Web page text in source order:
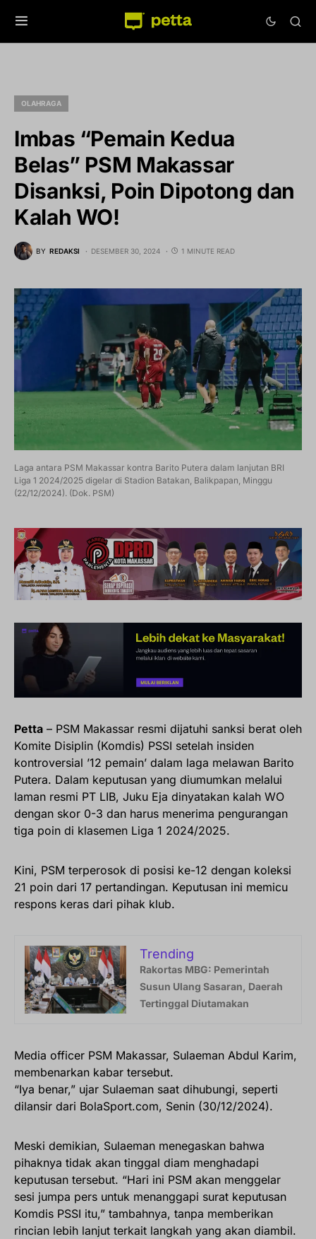
OLAHRAGA
Imbas “Pemain Kedua
Belas” PSM Makassar
Disanksi, Poin Dipotong dan
Kalah WO!
BY REDAKSI DESEMBER 30, 2024 1 MINUTE READ
Laga antara PSM Makassar kontra Barito Putera dalam lanjutan BRI
Liga 1 2024/2025 digelar di Stadion Batakan, Balikpapan, Minggu
(22/12/2024). (Dok. PSM)
Petta – PSM Makassar resmi dijatuhi sanksi berat oleh
Komite Disiplin (Komdis) PSSI setelah insiden
kontroversial ’12 pemain’ dalam laga melawan Barito
Putera. Dalam keputusan yang diumumkan melalui
laman resmi PT LIB, Juku Eja dinyatakan kalah WO
dengan skor 0-3 dan harus menerima pengurangan
tiga poin di klasemen Liga 1 2024/2025.
Kini, PSM terperosok di posisi ke-12 dengan koleksi
21 poin dari 17 pertandingan. Keputusan ini memicu
respons keras dari pihak klub.
Trending
Rakortas MBG: Pemerintah
Susun Ulang Sasaran, Daerah
Tertinggal Diutamakan
Media officer PSM Makassar, Sulaeman Abdul Karim,
membenarkan kabar tersebut.
“Iya benar,” ujar Sulaeman saat dihubungi, seperti
dilansir dari BolaSport.com, Senin (30/12/2024).
Meski demikian, Sulaeman menegaskan bahwa
pihaknya tidak akan tinggal diam menghadapi
keputusan tersebut. “Hari ini PSM akan menggelar
sesi jumpa pers untuk menanggapi surat keputusan
Komdis PSSI itu,” tambahnya, tanpa memberikan
rincian lebih lanjut terkait langkah yang akan diambil.